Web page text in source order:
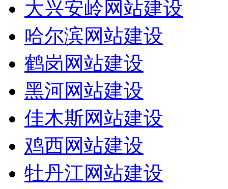
大兴安岭网站建设
哈尔滨网站建设
鹤岗网站建设
黑河网站建设
佳木斯网站建设
鸡西网站建设
牡丹江网站建设